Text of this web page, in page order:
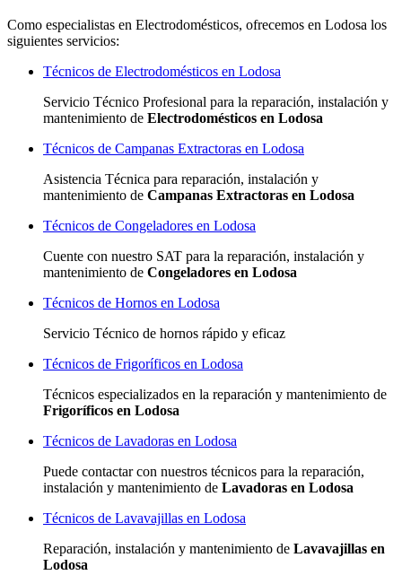
Como especialistas en Electrodomésticos, ofrecemos en Lodosa los
siguientes servicios:
Técnicos de Electrodomésticos en Lodosa
Servicio Técnico Profesional para la reparación, instalación y
mantenimiento de Electrodomésticos en Lodosa
Técnicos de Campanas Extractoras en Lodosa
Asistencia Técnica para reparación, instalación y
mantenimiento de Campanas Extractoras en Lodosa
Técnicos de Congeladores en Lodosa
Cuente con nuestro SAT para la reparación, instalación y
mantenimiento de Congeladores en Lodosa
Técnicos de Hornos en Lodosa
Servicio Técnico de hornos rápido y eficaz
Técnicos de Frigoríficos en Lodosa
Técnicos especializados en la reparación y mantenimiento de
Frigoríficos en Lodosa
Técnicos de Lavadoras en Lodosa
Puede contactar con nuestros técnicos para la reparación,
instalación y mantenimiento de Lavadoras en Lodosa
Técnicos de Lavavajillas en Lodosa
Reparación, instalación y mantenimiento de Lavavajillas en
Lodosa